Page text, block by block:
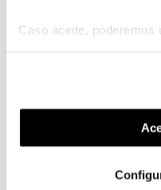
Caso aceite, poderemos
funcionalidades
funcionalidade) e
(cookies de publicidade
utilização dos cookies
Hall of
17 soluções